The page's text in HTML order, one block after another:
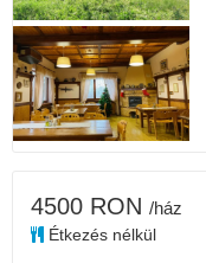
4500 RON /ház
Étkezés nélkül